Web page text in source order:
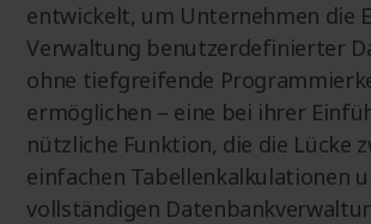
entwickelt, um Unternehmen die
Verwaltung benutzerdefinierter
ohne tiefgreifende
ermöglichen – eine bei ihrer
nützliche Funktion, die die Lücke
einfachen Tabellenkalkulationen
vollständigen